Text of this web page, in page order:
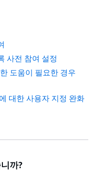
사전 참여 설정
도움이 필요한 경우
대한 사용자 지정 완화
까?